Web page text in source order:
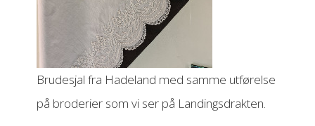
Brudesjal fra Hadeland med samme utførelse
på broderier som vi ser på Landingsdrakten.